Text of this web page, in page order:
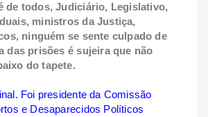
de todos, Judiciário, Legislativo,
ministros da Justiça,
ninguém se sente culpado de
das prisões é sujeira que não
do tapete.
Foi presidente da Comissão
e Desaparecidos Políticos